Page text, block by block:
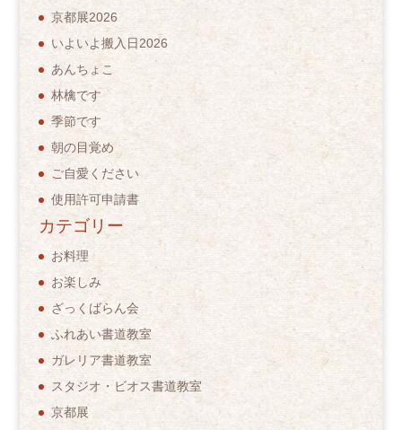
京都展2026
いよいよ搬入日2026
あんちょこ
林檎です
季節です
朝の目覚め
ご自愛ください
使用許可申請書
カテゴリー
お料理
お楽しみ
ざっくばらん会
ふれあい書道教室
ガレリア書道教室
スタジオ・ビオス書道教室
京都展